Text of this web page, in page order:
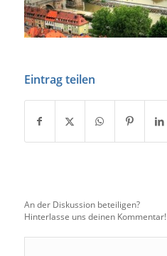
Eintrag teilen
An der Diskussion beteiligen?
Hinterlasse uns deinen Kommentar!